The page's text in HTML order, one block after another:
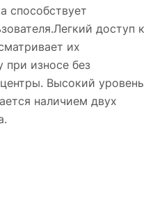
способствует
доступ к
их
при износе без
Высокий уровень
наличием двух